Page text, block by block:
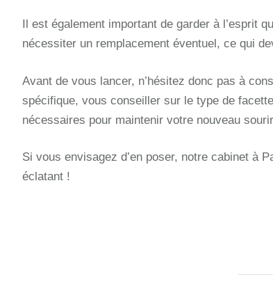
Il est également important de garder à l’esprit
nécessiter un remplacement éventuel, ce qui
Avant de vous lancer, n’hésitez donc pas à
spécifique, vous conseiller sur le type de
nécessaires pour maintenir votre nouveau
Si vous envisagez d’en poser, notre cabinet à
éclatant !